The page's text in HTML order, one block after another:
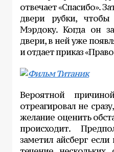
отвечает «Спасибо».
двери рубки,
Мэрдоку. Когда он
двери, в ней уже
и отдает приказ
Вероятной
отреагировал не
желание оценить
происходит.
заметил айсберг